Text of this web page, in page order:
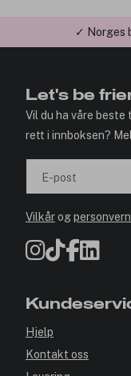
✓ Norges
Let's be
Vil du ha våre
rett i innboksen?
E-post
Vilkårogpersonvern
Hjelp
Kontakt oss